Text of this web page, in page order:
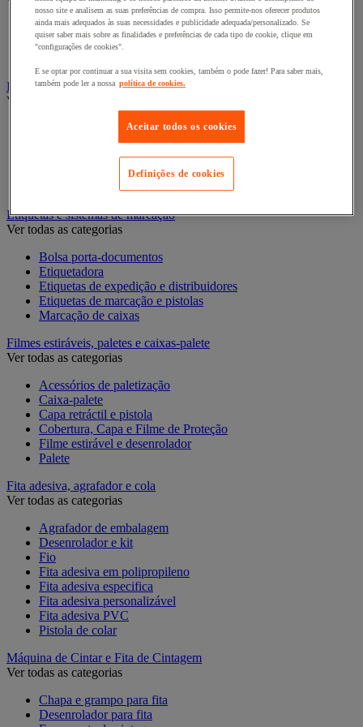
Acondicionamento e proteção para presentes
Fita para presentes
Embalagens e recipientes alimentares
Ver todas as categorias
Recipiente e caixa
Recipiente isotérmico
Etiquetas e sistemas de marcação
Ver todas as categorias
Bolsa porta-documentos
Etiquetadora
Etiquetas de expedição e distribuidores
Etiquetas de marcação e pistolas
Marcação de caixas
Filmes estiráveis, paletes e caixas-palete
Ver todas as categorias
Acessórios de paletização
Caixa-palete
Capa retráctil e pistola
Cobertura, Capa e Filme de Proteção
Filme estirável e desenrolador
Palete
Fita adesiva, agrafador e cola
Ver todas as categorias
Agrafador de embalagem
Desenrolador e kit
Fio
Fita adesiva em polipropileno
Fita adesiva especifica
Fita adesiva personalizável
Fita adesiva PVC
Pistola de colar
Máquina de Cintar e Fita de Cintagem
Ver todas as categorias
Chapa e grampo para fita
Desenrolador para fita
nosso site e analisem as suas preferências de compra. Isso permite-nos oferecer produtos
ainda mais adequados às suas necessidades e publicidade adequada/personalizado. Se
quiser saber mais sobre as finalidades e preferências de cada tipo de cookie, clique em
"configurações de cookies".
E se optar por continuar a sua visita sem cookies, também o pode fazer! Para saber mais,
também pode ler a nossa política de cookies.
Aceitar todos os cookies
Definições de cookies